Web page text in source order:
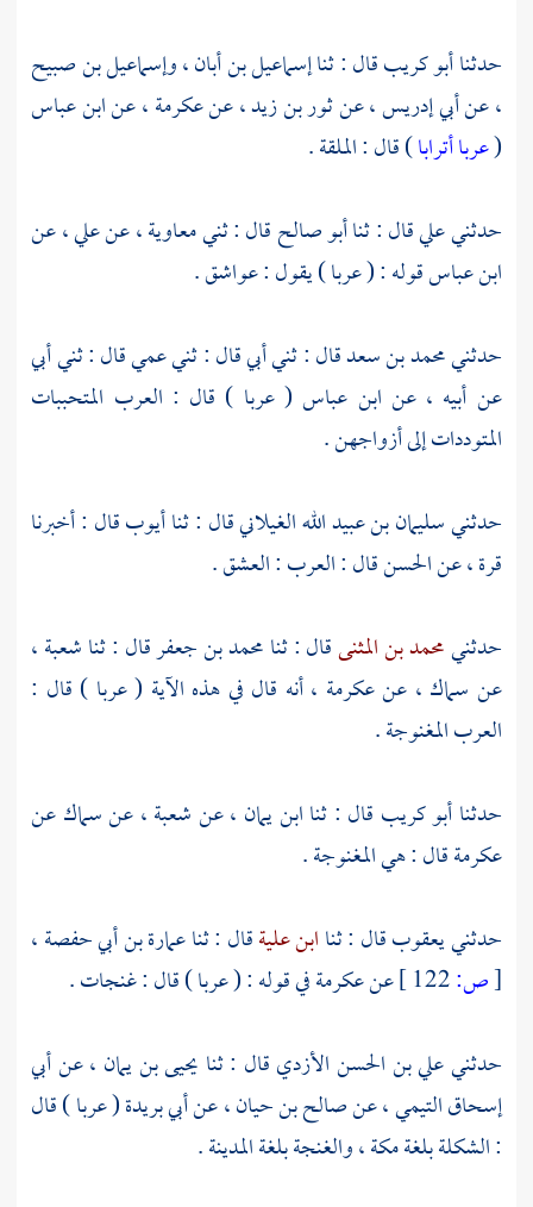
حدثناأبو كريبقال : ثناإسماعيل بن أبان،وإسماعيل بن صبيح
، عنأبي إدريس، عنثور بن زيد، عنعكرمة، عنابن عباس
(عربا أترابا) قال : الملقة .
حدثنيعليقال : ثناأبو صالحقال : ثنيمعاوية، عنعلي، عن
ابن عباسقوله : ( عربا ) يقول : عواشق .
حدثنيمحمد بن سعدقال : ثني أبي قال : ثني عمي قال : ثني أبي
عن أبيه ، عن ابن عباس ( عربا ) قال : العرب المتحببات
المتوددات إلى أزواجهن .
حدثنيسليمان بن عبيد الله الغيلانيقال : ثناأيوبقال : أخبرنا
قرة، عنالحسنقال : العرب : العشق .
حدثنيمحمد بن المثنىقال : ثنامحمد بن جعفرقال : ثناشعبة،
عن سماك ، عنعكرمة ، أنه قال في هذه الآية ( عربا ) قال :
العرب المغنوجة .
حدثناأبو كريب قال : ثناابن يمان ، عنشعبة، عنسماكعن
عكرمةقال : هي المغنوجة .
حدثنييعقوبقال : ثناابن عليةقال : ثناعمارة بن أبي حفصة،
[ص: عنعكرمةفي قوله : ( عربا ) قال : غنجات .
حدثنيعلي بن الحسن الأزديقال : ثنا يحيى بن يمان ، عنأبي
إسحاق التيمي، عنصالح بن حيان، عنأبي بريدة( عربا ) قال
: الشكلة بلغة مكة ، والغنجة بلغة المدينة .